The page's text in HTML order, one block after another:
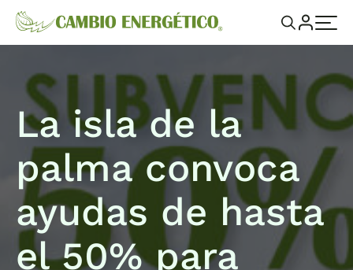
La isla de la
palma convoca
ayudas de hasta
el 50% para